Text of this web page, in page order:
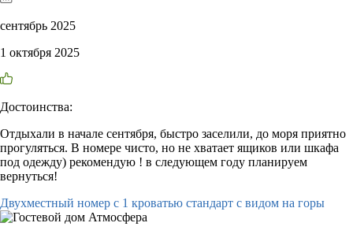
сентябрь 2025
1 октября 2025
Достоинства:
Отдыхали в начале сентября, быстро заселили, до моря приятно
прогуляться. В номере чисто, но не хватает ящиков или шкафа
под одежду) рекомендую ! в следующем году планируем
вернуться!
Двухместный номер с 1 кроватью стандарт с видом на горы